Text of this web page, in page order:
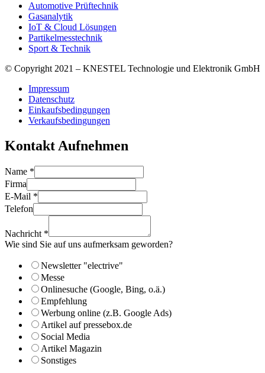
Automotive Prüftechnik
Gasanalytik
IoT & Cloud Lösungen
Partikelmesstechnik
Sport & Technik
© Copyright 2021 – KNESTEL Technologie und Elektronik GmbH
Impressum
Datenschutz
Einkaufsbedingungen
Verkaufsbedingungen
Kontakt Aufnehmen
Name *
Firma
Sie
Wie
E-Mail *
Telefon
Nachricht *
Wie sind Sie auf uns aufmerksam geworden?
Newsletter "electrive"
Messe
Onlinesuche (Google, Bing, o.ä.)
Empfehlung
Werbung online (z.B. Google Ads)
Artikel auf pressebox.de
Social Media
Artikel Magazin
Sonstiges